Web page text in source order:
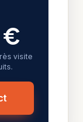
€
visite